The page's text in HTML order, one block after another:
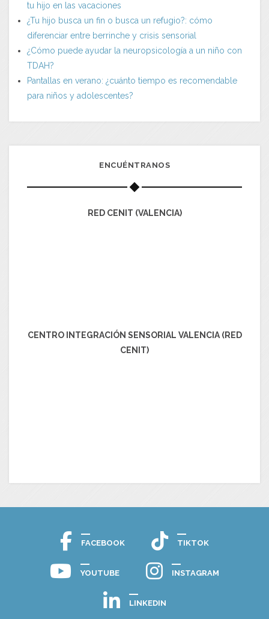
tu hijo en las vacaciones
¿Tu hijo busca un fin o busca un refugio?: cómo
diferenciar entre berrinche y crisis sensorial
¿Cómo puede ayudar la neuropsicología a un niño con
TDAH?
Pantallas en verano: ¿cuánto tiempo es recomendable
para niños y adolescentes?
ENCUÉNTRANOS
RED CENIT (VALENCIA)
CENTRO INTEGRACIÓN SENSORIAL VALENCIA (RED
CENIT)
FACEBOOK TIKTOK
YOUTUBE INSTAGRAM
LINKEDIN